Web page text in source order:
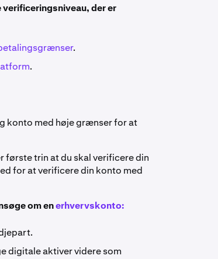
der er
.
.
konto med høje grænser for at
første trin at du skal verificere din
for at verificere din konto med
om enerhvervskonto:
digitale aktiver videre som